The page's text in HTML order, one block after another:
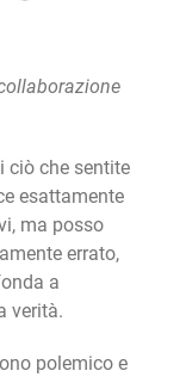
ciò che sentite
esattamente
ma posso
errato,
a
verità.
polemico e